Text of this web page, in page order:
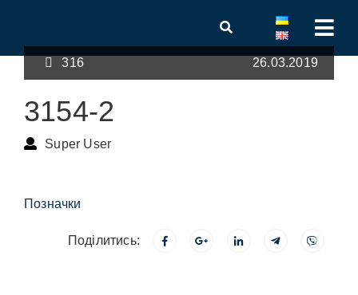
316 26.03.2019
3154-2
Super User
Позначки
Поділитись: